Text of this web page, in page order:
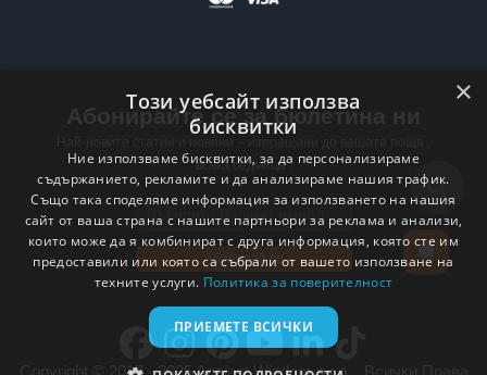
Абонирайте се за бюлетина ни
всяка седмица .
Email address
Абонирай се
Copyright © 2017 - 2025 Ancient Wisdom s.r.o. . Всички Права
×
Този уебсайт използва
бисквитки
Ние използваме бисквитки, за да персонализираме
съдържанието, рекламите и да анализираме нашия трафик.
Също така споделяме информация за използването на нашия
сайт от ваша страна с нашите партньори за реклама и анализи,
които може да я комбинират с друга информация, която сте им
предоставили или която са събрали от вашето използване на
техните услуги. Политика за поверителност
ПРИЕМЕТЕ ВСИЧКИ